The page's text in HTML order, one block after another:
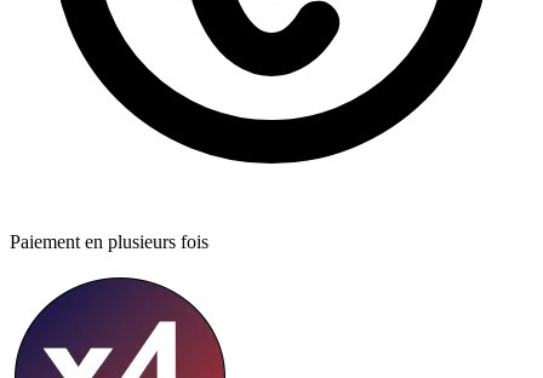
Paiement en plusieurs fois